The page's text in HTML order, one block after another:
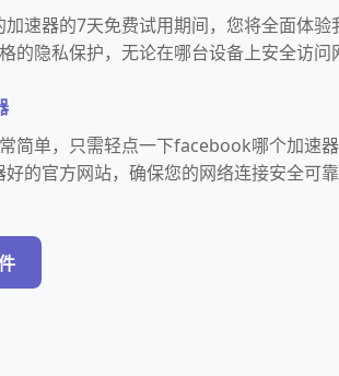
速器的7天免费试用期间，您将全面体验
的隐私保护，无论在哪台设备上安全访问
简单，只需轻点一下facebook哪个加速
的官方网站，确保您的网络连接安全可靠